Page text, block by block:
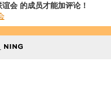
会 的成员才能加评论！